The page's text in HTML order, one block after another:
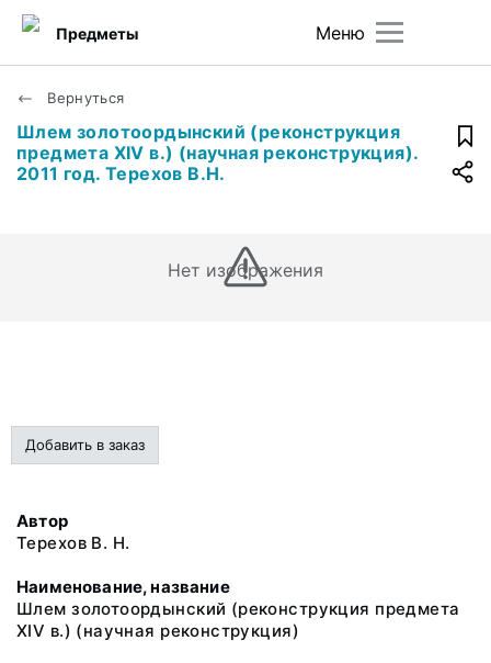
Меню
Предметы
Вернуться
Шлем золотоордынский (реконструкция
предмета XIV в.) (научная реконструкция).
2011 год. Терехов В.Н.
Нет изображения
Добавить в заказ
Автор
Терехов В. Н.
Наименование, название
Шлем золотоордынский (реконструкция предмета
XIV в.) (научная реконструкция)